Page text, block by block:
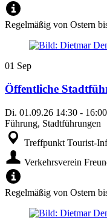
Regelmäßig von Ostern
01 Sep
Öffentliche
Di. 01.09.26 14:30 - 16:00
Führung, Stadtführungen
Treffpunkt Tourist-
Verkehrsverein
Regelmäßig von Ostern